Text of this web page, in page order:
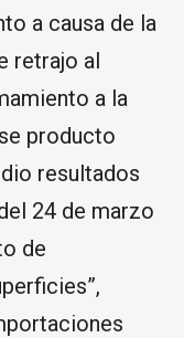
a causa de la
retrajo al
a la
producto
resultados
24 de marzo
de